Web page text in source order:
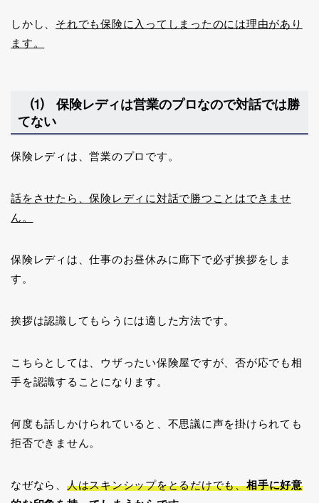
しかし、 それでも保険に入ってしまったのには理由があり
ます。
⑴ 保険レディは営業のプロなので対話では勝
てない
保険レディは、営業のプロです。
話をさせたら、保険レディに対話で勝つことはできませ
ん。
保険レディは、仕事のお昼休みに廊下で必ず挨拶をしま
す。
挨拶は認識してもらうには適した方法です。
こちらとしては、ウザったい保険屋ですが、否が応でも相
手を認識することになります。
何度も話しかけられていると、不思議に声を掛けられても
拒否できません。
なぜなら、 人はスキンシップをとるだけでも、相手に好意